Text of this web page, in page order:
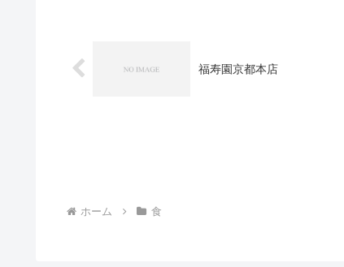
福寿園京都本店
ホーム 食